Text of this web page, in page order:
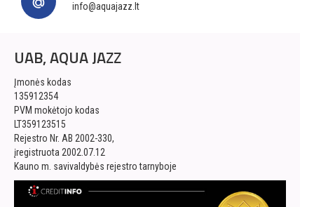
info@aquajazz.lt
UAB, AQUA JAZZ
Įmonės kodas
135912354
PVM mokėtojo kodas
LT359123515
Rejestro Nr. AB 2002-330,
įregistruota 2002.07.12
Kauno m. savivaldybės rejestro tarnyboje